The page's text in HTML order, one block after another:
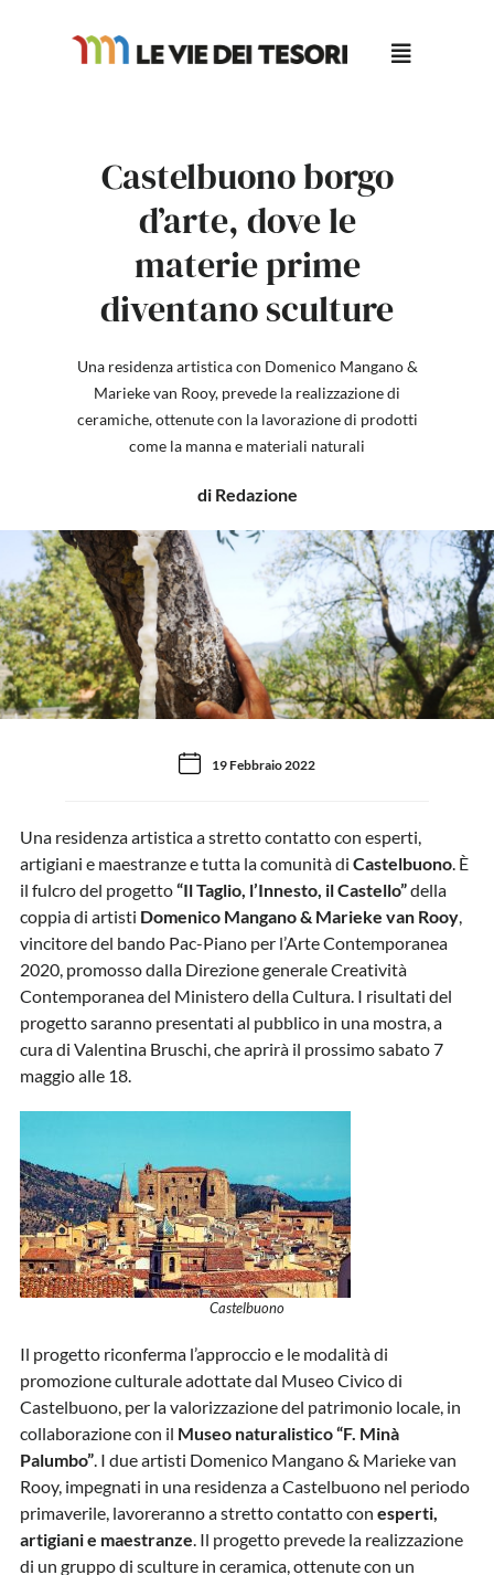
Castelbuono borgo
d’arte, dove le
materie prime
diventano sculture
Una residenza artistica con Domenico Mangano &
Marieke van Rooy, prevede la realizzazione di
ceramiche, ottenute con la lavorazione di prodotti
come la manna e materiali naturali
di Redazione
19 Febbraio 2022
Una residenza artistica a stretto contatto con esperti,
artigiani e maestranze e tutta la comunità di Castelbuono. È
il fulcro del progetto“Il Taglio, l’Innesto, il Castello”della
coppia di artisti Domenico Mangano & Marieke van Rooy,
vincitore del bando Pac-Piano per l’Arte Contemporanea
2020, promosso dalla Direzione generale Creatività
Contemporanea del Ministero della Cultura. I risultati del
progetto saranno presentati al pubblico in una mostra, a
cura di Valentina Bruschi, che aprirà il prossimo sabato 7
maggio alle 18.
Castelbuono
Il progetto riconferma l’approccio e le modalità di
promozione culturale adottate dal Museo Civico di
Castelbuono, per la valorizzazione del patrimonio locale, in
collaborazione con il Museo naturalistico “F. Minà
Palumbo”. I due artisti Domenico Mangano & Marieke van
Rooy, impegnati in una residenza a Castelbuono nel periodo
primaverile, lavoreranno a stretto contatto con esperti,
artigiani e maestranze. Il progetto prevede la realizzazione
di un gruppo di sculture in ceramica, ottenute con un